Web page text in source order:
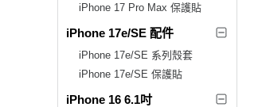
iPhone 17 Pro Max 保護貼
iPhone 17e/SE 配件
iPhone 17e/SE 系列殼套
iPhone 17e/SE 保護貼
iPhone 16 6.1吋